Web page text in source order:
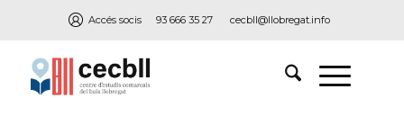
Accés socis 93 666 35 27 cecbll@llobregat.info